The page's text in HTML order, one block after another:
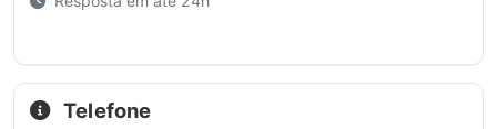
Telefone